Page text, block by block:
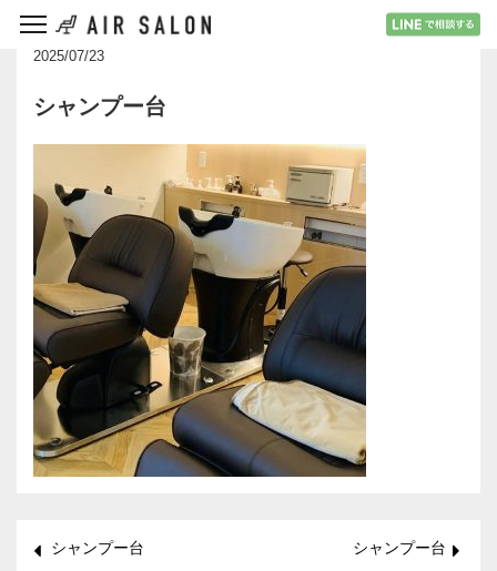
2025/07/23
シャンプー台
シャンプー台 シャンプー台